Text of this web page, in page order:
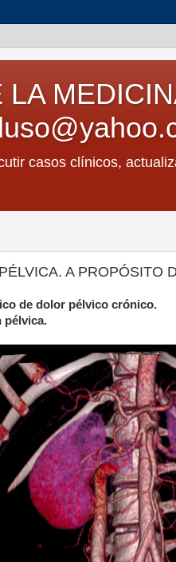
LA
casos clínicos,
A PROPÓSITO
de dolor pélvico crónico.
pélvica.